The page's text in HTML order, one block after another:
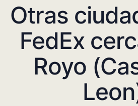
Otras
FedEx
Royo